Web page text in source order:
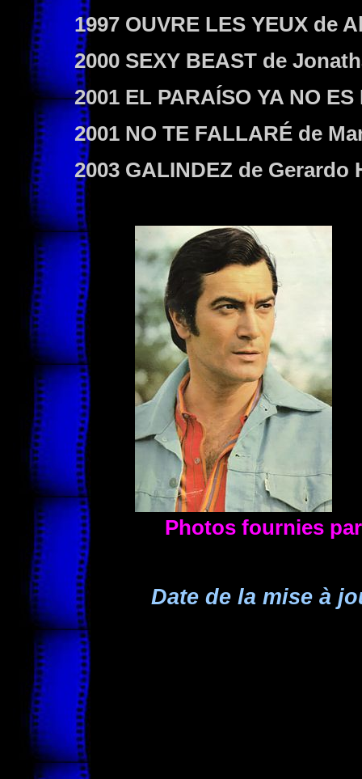
1997 OUVRE LES YEUX de
2000 SEXY BEAST de
2001 EL PARAÍSO YA NO
2001 NO TE FALLARÉ de
2003 GALINDEZ de Gerardo
Photos fournies
Date de la mise à